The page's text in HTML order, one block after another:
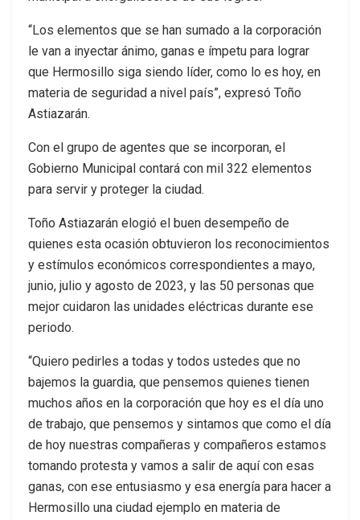
“Los elementos que se han sumado a la corporación
le van a inyectar ánimo, ganas e ímpetu para lograr
que Hermosillo siga siendo líder, como lo es hoy, en
materia de seguridad a nivel país”, expresó Toño
Astiazarán.
Con el grupo de agentes que se incorporan, el
Gobierno Municipal contará con mil 322 elementos
para servir y proteger la ciudad.
Toño Astiazarán elogió el buen desempeño de
quienes esta ocasión obtuvieron los reconocimientos
y estímulos económicos correspondientes a mayo,
junio, julio y agosto de 2023, y las 50 personas que
mejor cuidaron las unidades eléctricas durante ese
periodo.
“Quiero pedirles a todas y todos ustedes que no
bajemos la guardia, que pensemos quienes tienen
muchos años en la corporación que hoy es el día uno
de trabajo, que pensemos y sintamos que como el día
de hoy nuestras compañeras y compañeros estamos
tomando protesta y vamos a salir de aquí con esas
ganas, con ese entusiasmo y esa energía para hacer a
Hermosillo una ciudad ejemplo en materia de